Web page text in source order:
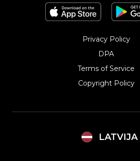
Privacy Policy
DPA
Terms of Service
Copyright Policy‎
LATVIJA